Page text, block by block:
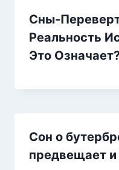
Сны-
Реальность
Это
Сон о
предвещает и